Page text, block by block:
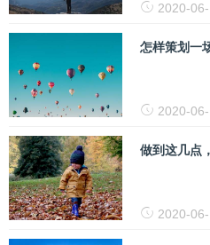
2020-
怎样策划一
2020-
做到这几点
2020-06-